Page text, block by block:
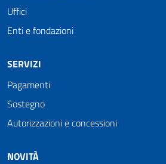
Uffici
Enti e fondazioni
SERVIZI
Pagamenti
Sostegno
Autorizzazioni e concessioni
NOVITÀ